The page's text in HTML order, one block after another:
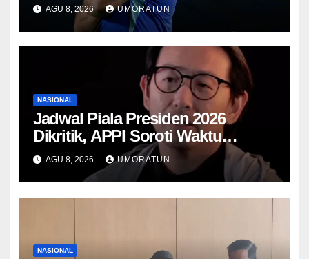
Jam
AGU 8, 2026 UMORATUN
NASIONAL
Jadwal Piala Presiden 2026
Dikritik, APPI Soroti Waktu
Pemulihan Pemain Hanya Satu
AGU 8, 2026 UMORATUN
NASIONAL